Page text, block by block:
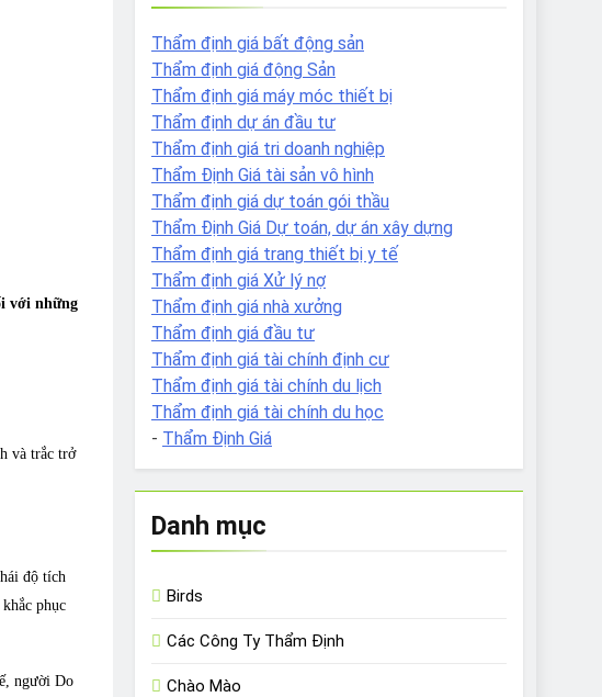
với những
và trắc trở
độ tích
phục
người Do
Thẩm định giá bất động sản
Thẩm định giá động Sản
Thẩm định giá máy móc thiết bị
Thẩm định dự án đầu tư
Thẩm định giá tri doanh nghiệp
Thẩm Định Giá tài sản vô hình
Thẩm định giá dự toán gói thầu
Thẩm Định Giá Dự toán, dự án xây dựng
Thẩm định giá trang thiết bị y tế
Thẩm định giá Xử lý nợ
Thẩm định giá nhà xưởng
Thẩm định giá đầu tư
Thẩm định giá tài chính định cư
Thẩm định giá tài chính du lịch
Thẩm định giá tài chính du học
- Thẩm Định Giá
Danh mục
Birds
Các Công Ty Thẩm Định
Chào Mào